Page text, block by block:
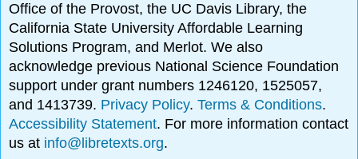
Office of the Provost, the UC Davis Library, the
California State University Affordable Learning
Solutions Program, and Merlot. We also
acknowledge previous National Science Foundation
support under grant numbers 1246120, 1525057,
and 1413739. Privacy Policy.Terms & Conditions.
Accessibility Statement. For more information contact
us at info@libretexts.org.